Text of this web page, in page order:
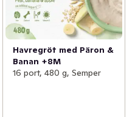
Havregröt med Päron &
Banan +8M
16 port, 480 g, Semper